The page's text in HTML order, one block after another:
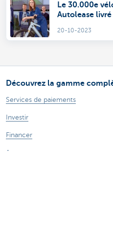
Le 30.000e
Autolease
20-10-2023
Découvrez la gamme
Services de paiements
Investir
Financer
Assurer